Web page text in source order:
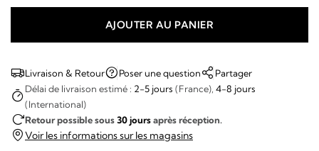
Citizen
-
Promaster
Sky
Chronograph
AJOUTER AU PANIER
Livraison & Retour Poser une question
Partager
Délai de livraison estimé : 2-5 jours (France), 4-8 jours
(International)
Retour possible sous30 joursaprès réception.
Voir les informations sur les magasins